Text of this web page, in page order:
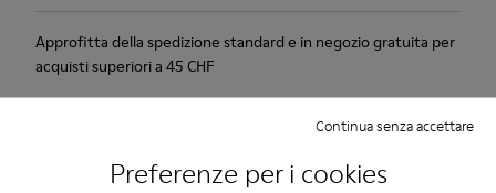
Preferenze per i cookies
Continua senza accettare
Approfitta della spedizione standard e in negozio gratuita per
acquisti superiori a 45 CHF
gratuita, immediata e sicura della Svizzera.